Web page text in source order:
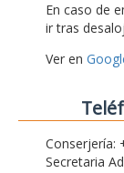
En caso de
ir tras
Ver en
Conserjería:
Secretaria